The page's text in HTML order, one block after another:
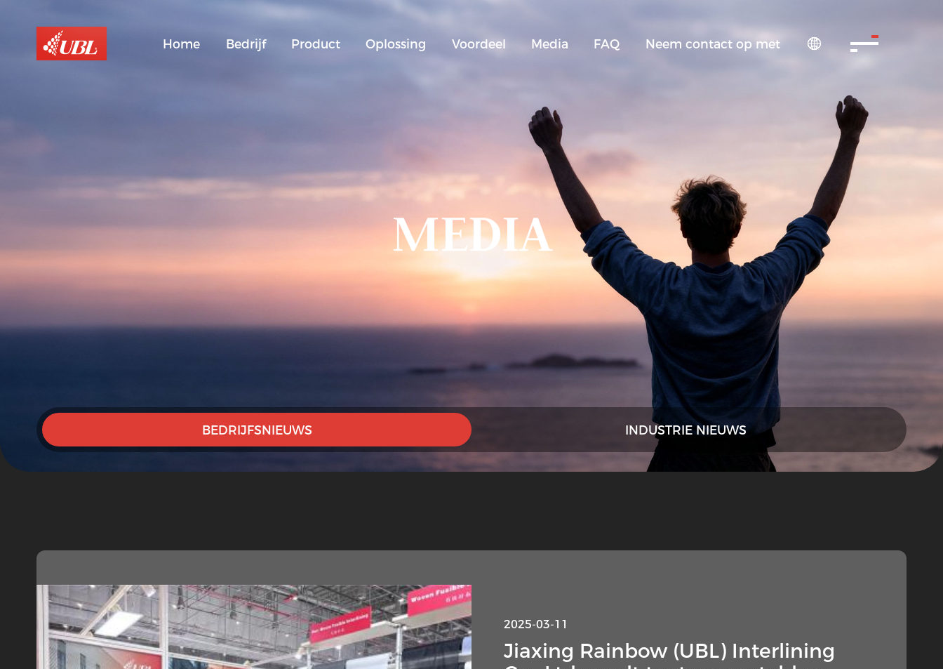
Home Bedrijf Product Oplossing Voordeel Media FAQ Neem contact op met 
MEDIA
BEDRIJFSNIEUWS INDUSTRIE NIEUWS
2025-03-11
Jiaxing Rainbow (UBL) Interlining